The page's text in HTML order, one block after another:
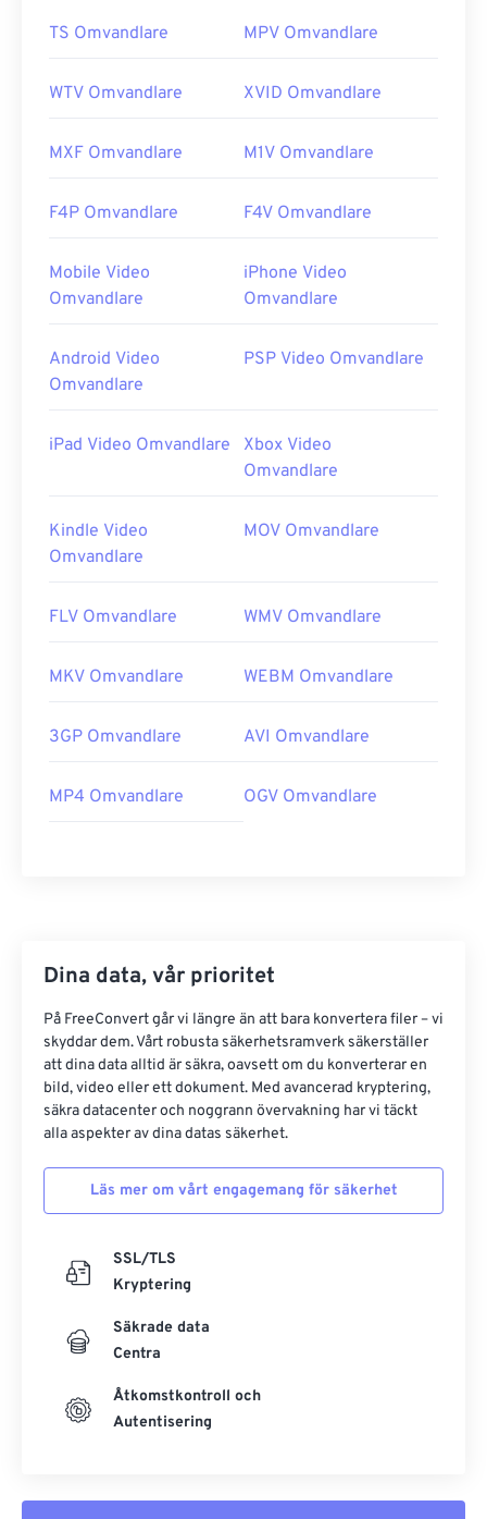
TS Omvandlare MPV Omvandlare
WTV Omvandlare XVID Omvandlare
MXF Omvandlare M1V Omvandlare
F4P Omvandlare F4V Omvandlare
Mobile Video
Omvandlare
iPhone Video
Omvandlare
Android Video
Omvandlare
PSP Video Omvandlare
iPad Video Omvandlare
Xbox Video
Omvandlare
Kindle Video
Omvandlare
MOV Omvandlare
FLV Omvandlare WMV Omvandlare
MKV Omvandlare WEBM Omvandlare
3GP Omvandlare AVI Omvandlare
MP4 Omvandlare OGV Omvandlare
Dina data, vår prioritet
På FreeConvert går vi längre än att bara konvertera filer – vi
skyddar dem. Vårt robusta säkerhetsramverk säkerställer
att dina data alltid är säkra, oavsett om du konverterar en
bild, video eller ett dokument. Med avancerad kryptering,
säkra datacenter och noggrann övervakning har vi täckt
alla aspekter av dina datas säkerhet.
Läs mer om vårt engagemang för säkerhet
SSL/TLS
Kryptering
Säkrade data
Centra
Åtkomstkontroll och
Autentisering